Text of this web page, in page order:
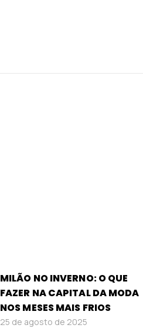
MILÃO NO INVERNO: O QUE
FAZER NA CAPITAL DA MODA
NOS MESES MAIS FRIOS
25 de agosto de 2025